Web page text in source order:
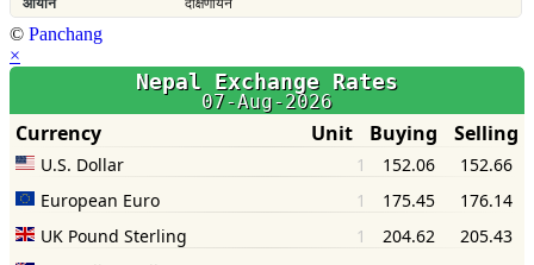
© Panchang
×